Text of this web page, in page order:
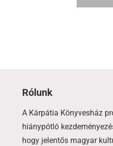
Rólunk
A Kárpátia Könyvesház
hiánypótló
hogy jelentős magyar